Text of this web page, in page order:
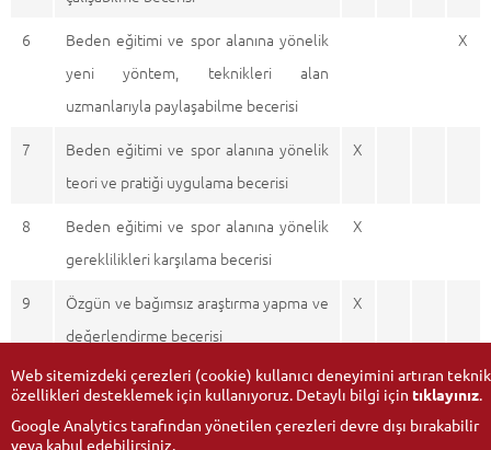
6
Beden eğitimi ve spor alanına yönelik
yeni yöntem, teknikleri alan
uzmanlarıyla paylaşabilme becerisi
X
7
Beden eğitimi ve spor alanına yönelik
teori ve pratiği uygulama becerisi
X
8
Beden eğitimi ve spor alanına yönelik
gereklilikleri karşılama becerisi
X
9
Özgün ve bağımsız araştırma yapma ve
değerlendirme becerisi
X
Web sitemizdeki çerezleri (cookie) kullanıcı deneyimini artıran teknik
özellikleri desteklemek için kullanıyoruz. Detaylı bilgi için tıklayınız.
Google Analytics tarafından yönetilen çerezleri devre dışı bırakabilir
veya kabul edebilirsiniz.